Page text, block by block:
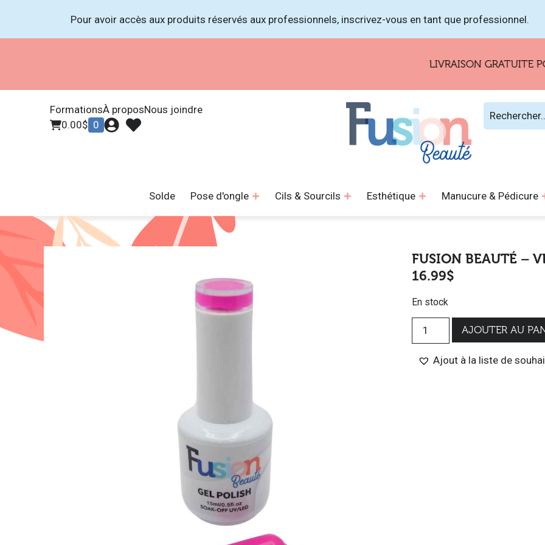
Pour avoir accès aux produits réservés aux professionnels, inscrivez-vous en tant que professionnel.
LIVRAISON GRATUITE POUR
FormationsÀ proposNous joindre
0.00$ 0
Solde Pose d'ongle Cils & Sourcils Esthétique Manucure & Pédicure
FUSION BEAUTÉ –
16.99$
En stock
AJOUTER AU
Ajout à la liste de